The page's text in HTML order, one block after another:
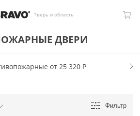
Тверь и область
ДВЕРИ
от 25 320 Р
Фильтр